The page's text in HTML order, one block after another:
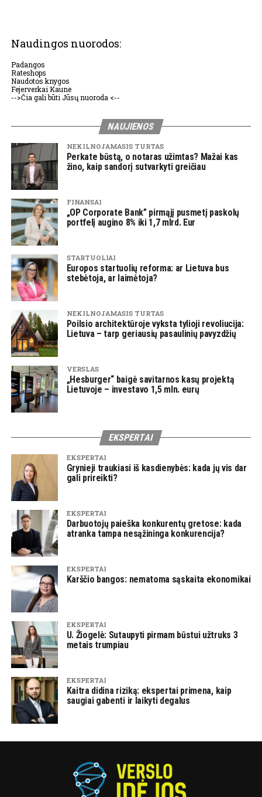
Naudingos nuorodos:
Padangos
Rateshops
Naudotos knygos
Fejerverkai Kaune
-->Čia gali būti Jūsų nuoroda <--
NAUJIENOS
NEKILNOJAMASIS TURTAS
Perkate būstą, o notaras užimtas? Mažai kas
žino, kaip sandorį sutvarkyti greičiau
FINANSAI
„OP Corporate Bank” pirmąjį pusmetį paskolų
portfelį augino 8% iki 1,7 mlrd. Eur
STARTUOLIAI
Europos startuolių reforma: ar Lietuva bus
stebėtoja, ar laimėtoja?
NEKILNOJAMASIS TURTAS
Poilsio architektūroje vyksta tylioji revoliucija:
Lietuva – tarp geriausių pasaulinių pavyzdžių
VERSLAS
„Hesburger“ baigė savitarnos kasų projektą
Lietuvoje – investavo 1,5 mln. eurų
EKSPERTAI
EKSPERTAI
Grynieji traukiasi iš kasdienybės: kada jų vis dar
gali prireikti?
EKSPERTAI
Darbuotojų paieška konkurentų gretose: kada
atranka tampa nesąžininga konkurencija?
EKSPERTAI
Karščio bangos: nematoma sąskaita ekonomikai
EKSPERTAI
U. Žiogelė: Sutaupyti pirmam būstui užtruks 3
metais trumpiau
EKSPERTAI
Kaitra didina riziką: ekspertai primena, kaip
saugiai gabenti ir laikyti degalus